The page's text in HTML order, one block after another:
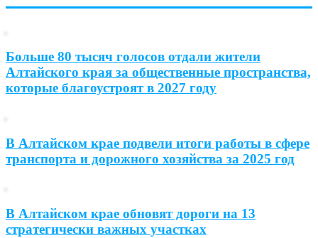
Больше 80 тысяч голосов отдали жители
Алтайского края за общественные пространства,
которые благоустроят в 2027 году
В Алтайском крае подвели итоги работы в сфере
транспорта и дорожного хозяйства за 2025 год
В Алтайском крае обновят дороги на 13
стратегически важных участках